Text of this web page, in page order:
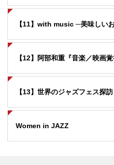
【11】with music ─美味しい
【12】阿部和重『音楽／映画覚
【13】世界のジャズフェス探訪
Women in JAZZ